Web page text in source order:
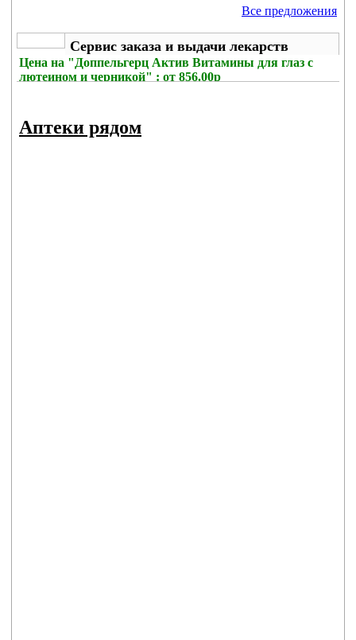
Все предложения
Сервис заказа и выдачи лекарств
Цена на "Доппельгерц Актив Витамины для глаз с
лютеином и черникой" : от 856.00р
Аптеки рядом